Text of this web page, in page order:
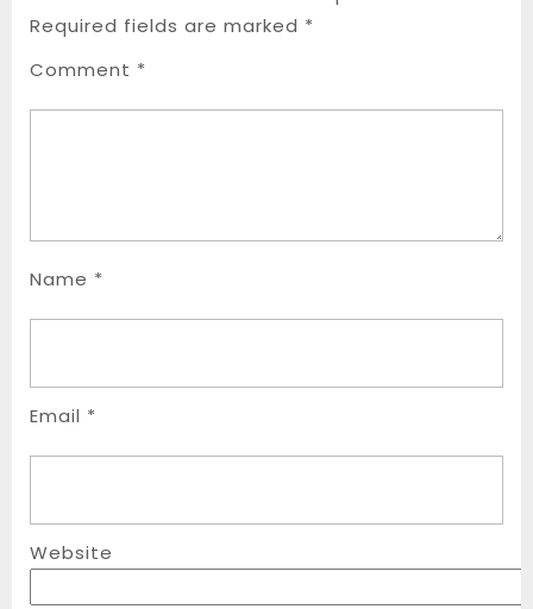
Required fields are marked *
Comment *
Name *
Email *
Website